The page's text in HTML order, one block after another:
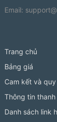
Email:
Trang chủ
Bảng giá
Cam kết và
Thông tin thanh
Danh sách link